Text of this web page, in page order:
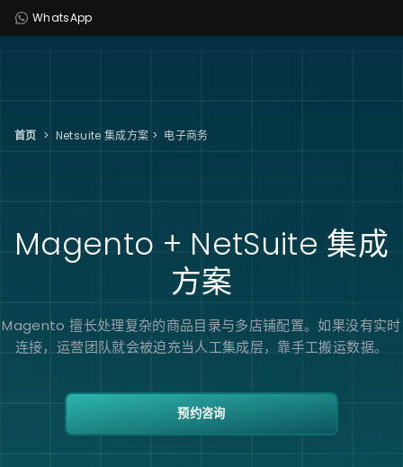
WhatsApp
首页 > Netsuite 集成方案 > 电子商务
Magento + NetSuite 集成
方案
Magento 擅长处理复杂的商品目录与多店铺配置。如果没有实时
连接，运营团队就会被迫充当人工集成层，靠手工搬运数据。
预约咨询